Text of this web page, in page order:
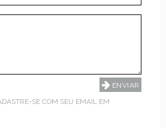
SE COM SEU EMAIL EM